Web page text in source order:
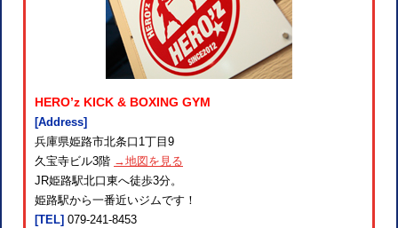
HERO’z KICK & BOXING GYM
[Address]
兵庫県姫路市北条口1丁目9
久宝寺ビル3階 →地図を見る
JR姫路駅北口東へ徒歩3分。
姫路駅から一番近いジムです！
[TEL] 079-241-8453